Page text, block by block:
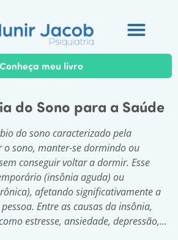
Conheça meu livro
do Sono para a Saúde
do sono caracterizado pela
sono, manter-se dormindo ou
conseguir voltar a dormir. Esse
(insônia aguda) ou
afetando significativamente a
Entre as causas da insônia,
estresse, ansiedade, depressão,...